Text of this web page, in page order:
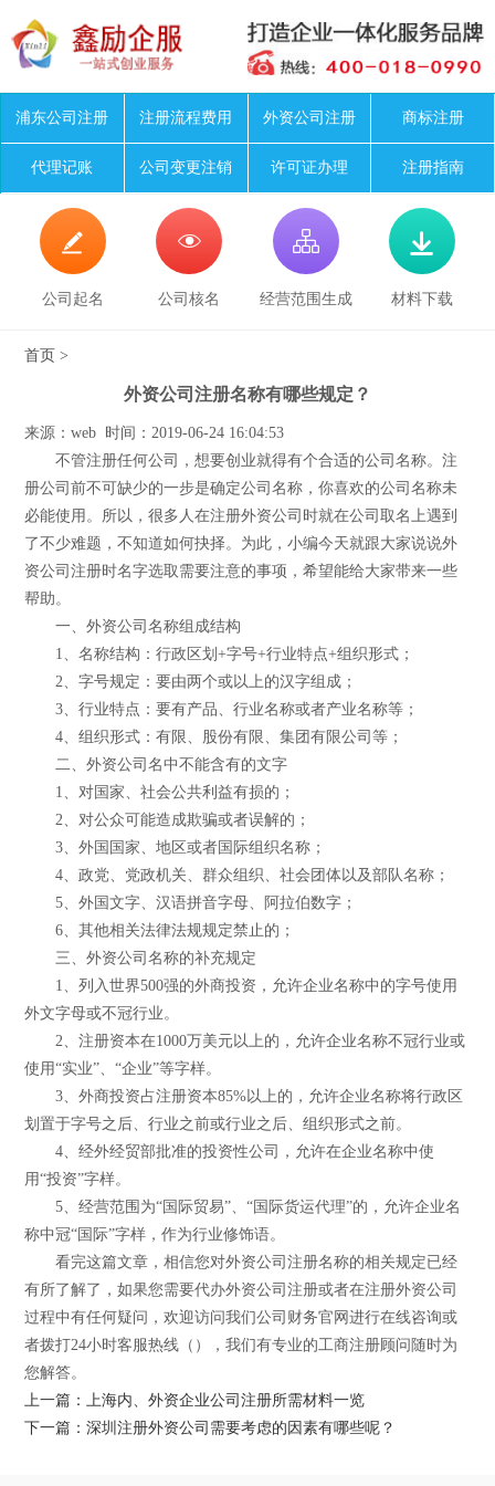
浦东公司注册 注册流程费用 外资公司注册 商标注册
代理记账 公司变更注销 许可证办理 注册指南

公司起名

公司核名

经营范围生成

材料下载
首页 >
外资公司注册名称有哪些规定？
来源：web 时间：2019-06-24 16:04:53
不管注册任何公司，想要创业就得有个合适的公司名称。注
册公司前不可缺少的一步是确定公司名称，你喜欢的公司名称未
必能使用。所以，很多人在注册外资公司时就在公司取名上遇到
了不少难题，不知道如何抉择。为此，小编今天就跟大家说说外
资公司注册时名字选取需要注意的事项，希望能给大家带来一些
帮助。
一、外资公司名称组成结构
1、名称结构：行政区划+字号+行业特点+组织形式；
2、字号规定：要由两个或以上的汉字组成；
3、行业特点：要有产品、行业名称或者产业名称等；
4、组织形式：有限、股份有限、集团有限公司等；
二、外资公司名中不能含有的文字
1、对国家、社会公共利益有损的；
2、对公众可能造成欺骗或者误解的；
3、外国国家、地区或者国际组织名称；
4、政党、党政机关、群众组织、社会团体以及部队名称；
5、外国文字、汉语拼音字母、阿拉伯数字；
6、其他相关法律法规规定禁止的；
三、外资公司名称的补充规定
1、列入世界500强的外商投资，允许企业名称中的字号使用
外文字母或不冠行业。
2、注册资本在1000万美元以上的，允许企业名称不冠行业或
使用“实业”、“企业”等字样。
3、外商投资占注册资本85%以上的，允许企业名称将行政区
划置于字号之后、行业之前或行业之后、组织形式之前。
4、经外经贸部批准的投资性公司，允许在企业名称中使
用“投资”字样。
5、经营范围为“国际贸易”、“国际货运代理”的，允许企业名
称中冠“国际”字样，作为行业修饰语。
看完这篇文章，相信您对外资公司注册名称的相关规定已经
有所了解了，如果您需要代办外资公司注册或者在注册外资公司
过程中有任何疑问，欢迎访问我们公司财务官网进行在线咨询或
者拨打24小时客服热线（），我们有专业的工商注册顾问随时为
您解答。
上一篇：上海内、外资企业公司注册所需材料一览
下一篇：深圳注册外资公司需要考虑的因素有哪些呢？